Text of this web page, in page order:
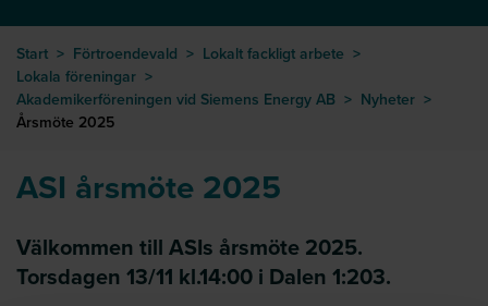
Start > Förtroendevald > Lokalt fackligt arbete >
Lokala föreningar >
Akademikerföreningen vid Siemens Energy AB > Nyheter >
Årsmöte 2025
ASI årsmöte 2025
Välkommen till ASIs årsmöte 2025.
Torsdagen 13/11 kl.14:00 i Dalen 1:203.